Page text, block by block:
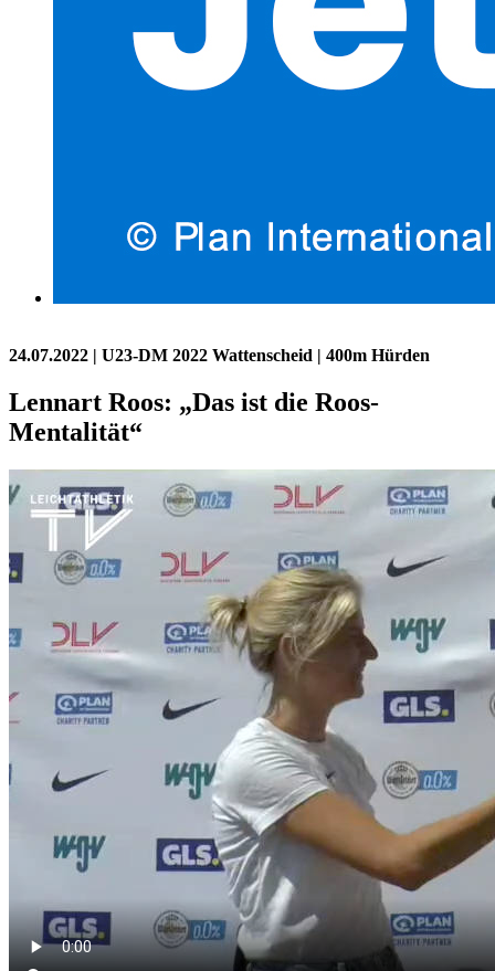
24.07.2022 | U23-DM 2022 Wattenscheid | 400m Hürden
Lennart Roos: „Das ist die Roos-
Mentalität“